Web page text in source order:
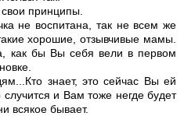
принципы.
не воспитана, так не всем же
хорошие, отзывчивые мамы.
как бы Вы себя вели в первом
знает, это сейчас Вы ей
и Вам тоже негде будет
всякое бывает.